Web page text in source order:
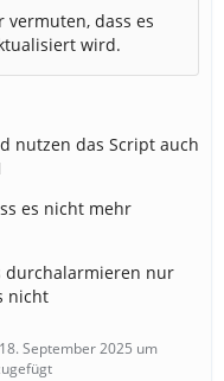
vermuten, dass es
wird.
nutzen das Script auch
es nicht mehr
durchalarmieren nur
nicht
18. September 2025 um